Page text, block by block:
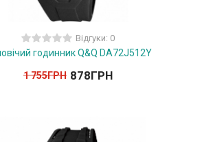
Відгуки: 0
годинник Q&Q DA72J512Y
1 755ГРН 878ГРН